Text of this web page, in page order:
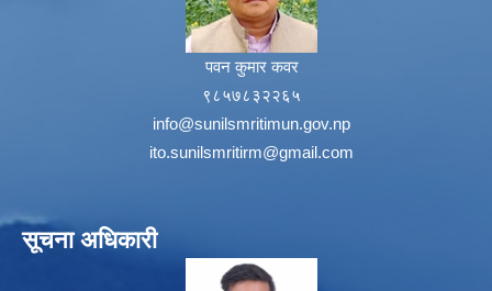
पवन कुमार कवर
९८५७८३२२६५
info@sunilsmritimun.gov.np
ito.sunilsmritirm@gmail.com
सूचना अधिकारी